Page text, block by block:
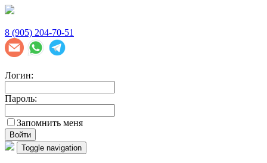
8 (905) 204-70-51
Логин:
Пароль:
Запомнить меня
Войти
Toggle navigation